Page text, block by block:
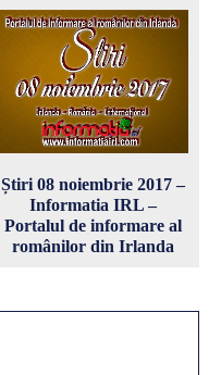
Știri 08 noiembrie 2017 –
Informatia IRL –
Portalul de informare al
românilor din Irlanda